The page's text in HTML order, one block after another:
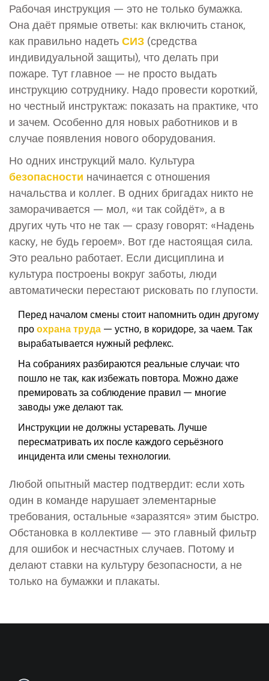
Рабочая инструкция — это не только бумажка.
Она даёт прямые ответы: как включить станок,
как правильно надеть СИЗ (средства
индивидуальной защиты), что делать при
пожаре. Тут главное — не просто выдать
инструкцию сотруднику. Надо провести короткий,
но честный инструктаж: показать на практике, что
и зачем. Особенно для новых работников и в
случае появления нового оборудования.
Но одних инструкций мало. Культура
безопасности начинается с отношения
начальства и коллег. В одних бригадах никто не
заморачивается — мол, «и так сойдёт», а в
других чуть что не так — сразу говорят: «Надень
каску, не будь героем». Вот где настоящая сила.
Это реально работает. Если дисциплина и
культура построены вокруг заботы, люди
автоматически перестают рисковать по глупости.
Перед началом смены стоит напомнить один другому
проохрана труда — устно, в коридоре, за чаем. Так
вырабатывается нужный рефлекс.
На собраниях разбираются реальные случаи: что
пошло не так, как избежать повтора. Можно даже
премировать за соблюдение правил — многие
заводы уже делают так.
Инструкции не должны устаревать. Лучше
пересматривать их после каждого серьёзного
инцидента или смены технологии.
Любой опытный мастер подтвердит: если хоть
один в команде нарушает элементарные
требования, остальные «заразятся» этим быстро.
Обстановка в коллективе — это главный фильтр
для ошибок и несчастных случаев. Потому и
делают ставки на культуру безопасности, а не
только на бумажки и плакаты.